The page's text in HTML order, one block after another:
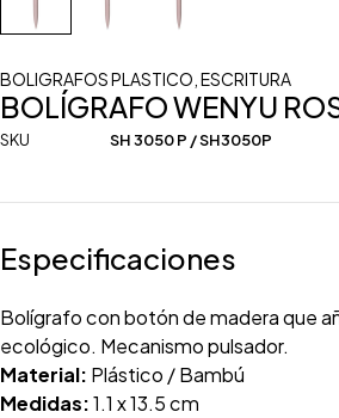
BOLIGRAFOS PLASTICO ESCRITURA
BOLÍGRAFO WENYU
SKU SH 3050 P / SH3050P
Especificaciones
Bolígrafo con botón de madera que
ecológico. Mecanismo pulsador.
Material: Plástico / Bambú
Medidas:1.1 x 13.5 cm